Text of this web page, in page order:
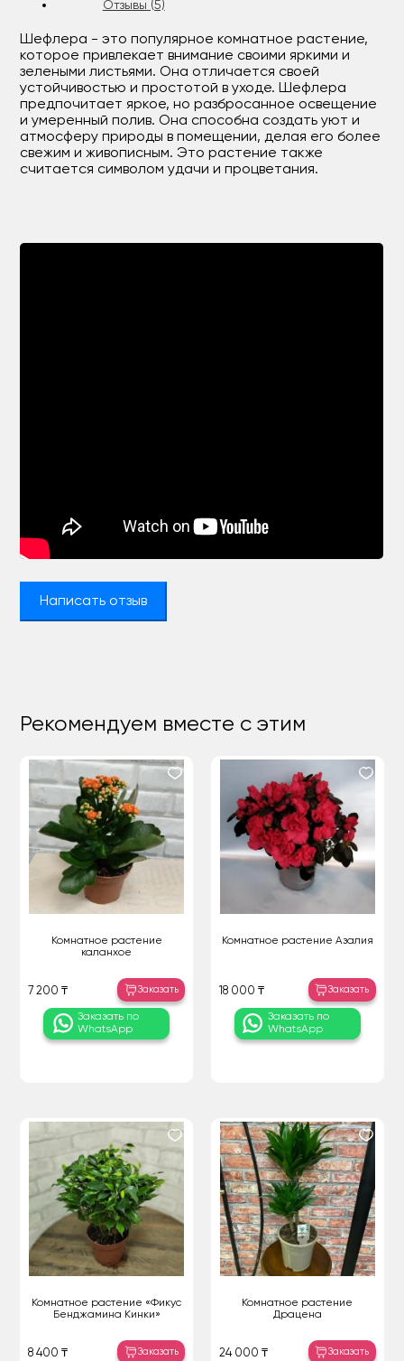
Отзывы (5)
Шефлера - это популярное комнатное растение,
которое привлекает внимание своими яркими и
зелеными листьями. Она отличается своей
устойчивостью и простотой в уходе. Шефлера
предпочитает яркое, но разбросанное освещение
и умеренный полив. Она способна создать уют и
атмосферу природы в помещении, делая его более
свежим и живописным. Это растение также
считается символом удачи и процветания.
Написать отзыв
Рекомендуем вместе с этим
Комнатное растение
каланхое
7 200 ₸ Заказать
Заказать по
WhatsApp
Комнатное растение Азалия
18 000 ₸ Заказать
Заказать по
WhatsApp
Комнатное растение «Фикус
Бенджамина Кинки»
8 400 ₸ Заказать
Комнатное растение
Драцена
24 000 ₸ Заказать